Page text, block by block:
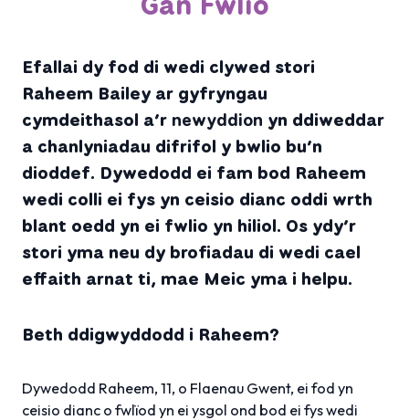
Efallai dy fod di wedi clywed stori
Raheem Bailey ar gyfryngau
cymdeithasol a’r newyddion yn ddiweddar
a chanlyniadau difrifol y bwlio bu’n
dioddef. Dywedodd ei fam bod Raheem
wedi colli ei fys yn ceisio dianc oddi wrth
blant oedd yn ei fwlio yn hiliol. Os ydy’r
stori yma neu dy brofiadau di wedi cael
effaith arnat ti, mae Meic yma i helpu.
Beth ddigwyddodd i Raheem?
Dywedodd Raheem, 11, o Flaenau Gwent, ei fod yn
ceisio dianc o fwlïod yn ei ysgol ond bod ei fys wedi